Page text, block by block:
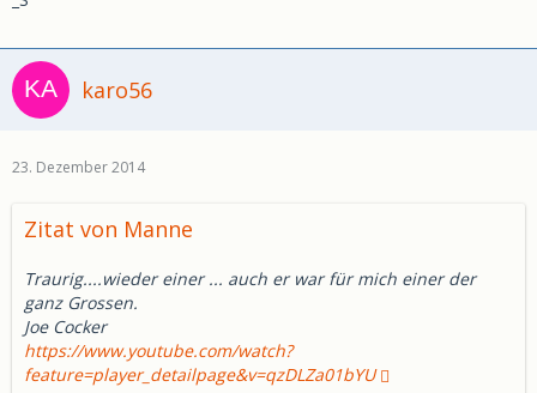
karo56
23. Dezember 2014
Zitat von Manne
Traurig....wieder einer ... auch er war für mich einer der
ganz Grossen.
Joe Cocker
https://www.youtube.com/watch?
feature=player_detailpage&v=qzDLZa01bYU